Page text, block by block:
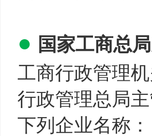
● 国家工商总
工商行政管理
行政管理总局
下列企业名称：